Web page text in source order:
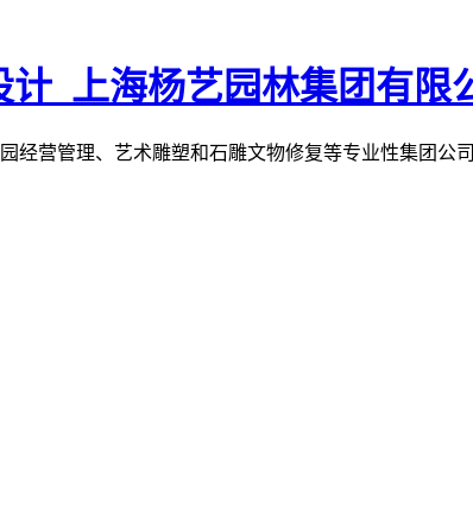
经营管理、艺术雕塑和石雕文物修复等专业性集团公司